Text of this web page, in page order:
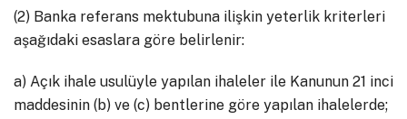
(2) Banka referans mektubuna ilişkin yeterlik kriterleri
aşağıdaki esaslara göre belirlenir:
a) Açık ihale usulüyle yapılan ihaleler ile Kanunun 21 inci
maddesinin (b) ve (c) bentlerine göre yapılan ihalelerde;